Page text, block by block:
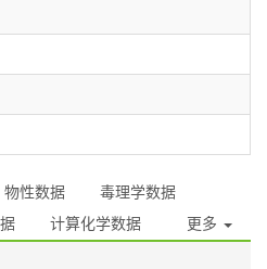
物性数据
毒理学数据
计算化学数据 更多